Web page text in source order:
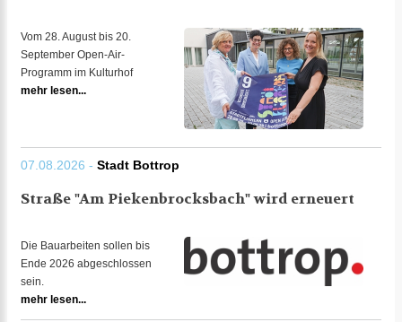
Vom 28. August bis 20.
September Open-Air-
Programm im Kulturhof
mehr lesen...
07.08.2026 - Stadt Bottrop
Straße "Am Piekenbrocksbach" wird erneuert
Die Bauarbeiten sollen bis
Ende 2026 abgeschlossen
sein.
mehr lesen...